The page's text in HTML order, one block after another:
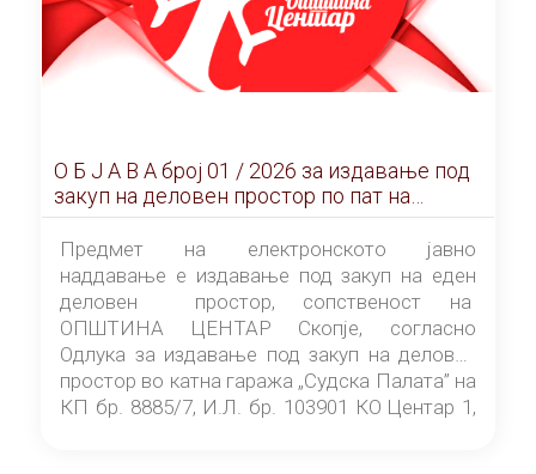
О Б Ј А В А брoj 01 / 2026 за издавање под
закуп на деловен простор по пат на
ЕЛЕКТРОНСКО ЈАВНО НАДДАВАЊЕ
Предмет на електронското јавно
наддавање е издавање под закуп на еден
деловен простор, сопственост на
ОПШТИНА ЦЕНТАР Скопје, согласно
Одлука за издавање под закуп на деловен
простор во катна гаража „Судска Палата” на
КП бр. 8885/7, И.Л. бр. 103901 КО Центар 1,